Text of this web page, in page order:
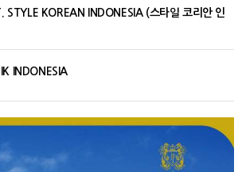
STYLE KOREAN INDONESIA (스타일 코리안 인
INDONESIA